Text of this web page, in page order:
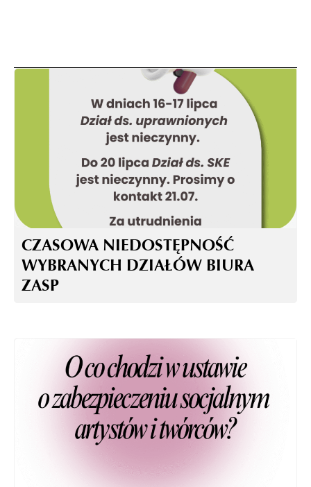
CZASOWA NIEDOSTĘPNOŚĆ
WYBRANYCH DZIAŁÓW BIURA
ZASP